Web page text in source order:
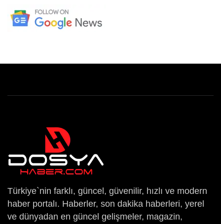
Türkiye`nin farklı, güncel, güvenilir, hızlı ve modern
haber portalı. Haberler, son dakika haberleri, yerel
ve dünyadan en güncel gelişmeler, magazin,